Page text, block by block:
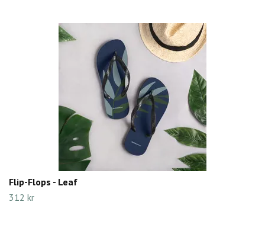
Flip-Flops - Leaf
312 kr